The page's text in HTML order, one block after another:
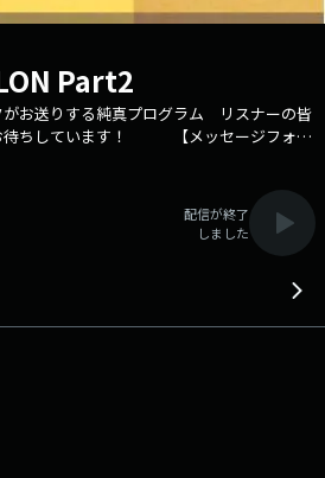
Part2
がお送りする純真プログラム リスナーの皆
待ちしています！ 【メッセージフォー
オタ、ご意見・ご感想、河邑ミクへのエ
かしーーー！！ ちょいモテのHow
配信が終了
しました